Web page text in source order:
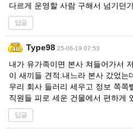
다르게 운영할 사람 구해서 넘기던
답글
Type98 25-06-19 07:53
내가 유가족이면 본사 쳐들어가서
이 새끼들 견적.내느라 본사 갔었는
우리 회사 들러리 세우고 정보 쪽쪽
직원들 피로 세운 건물에서 편하게
답글